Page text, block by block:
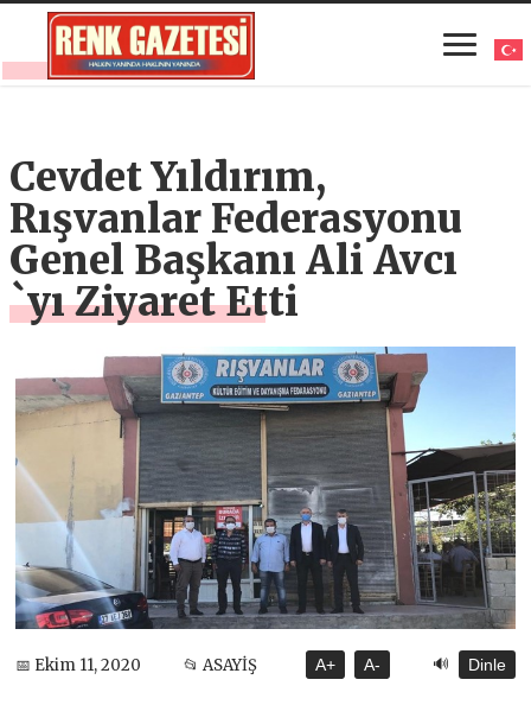
Cevdet Yıldırım,
Rışvanlar Federasyonu
Genel Başkanı Ali Avcı
`yı Ziyaret Etti
📅 Ekim 11, 2020 📂 ASAYİŞ A+ A- 🔊 Dinle